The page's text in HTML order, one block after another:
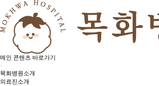
메인 콘텐츠 바로가기
목화병원소개
의료진소개